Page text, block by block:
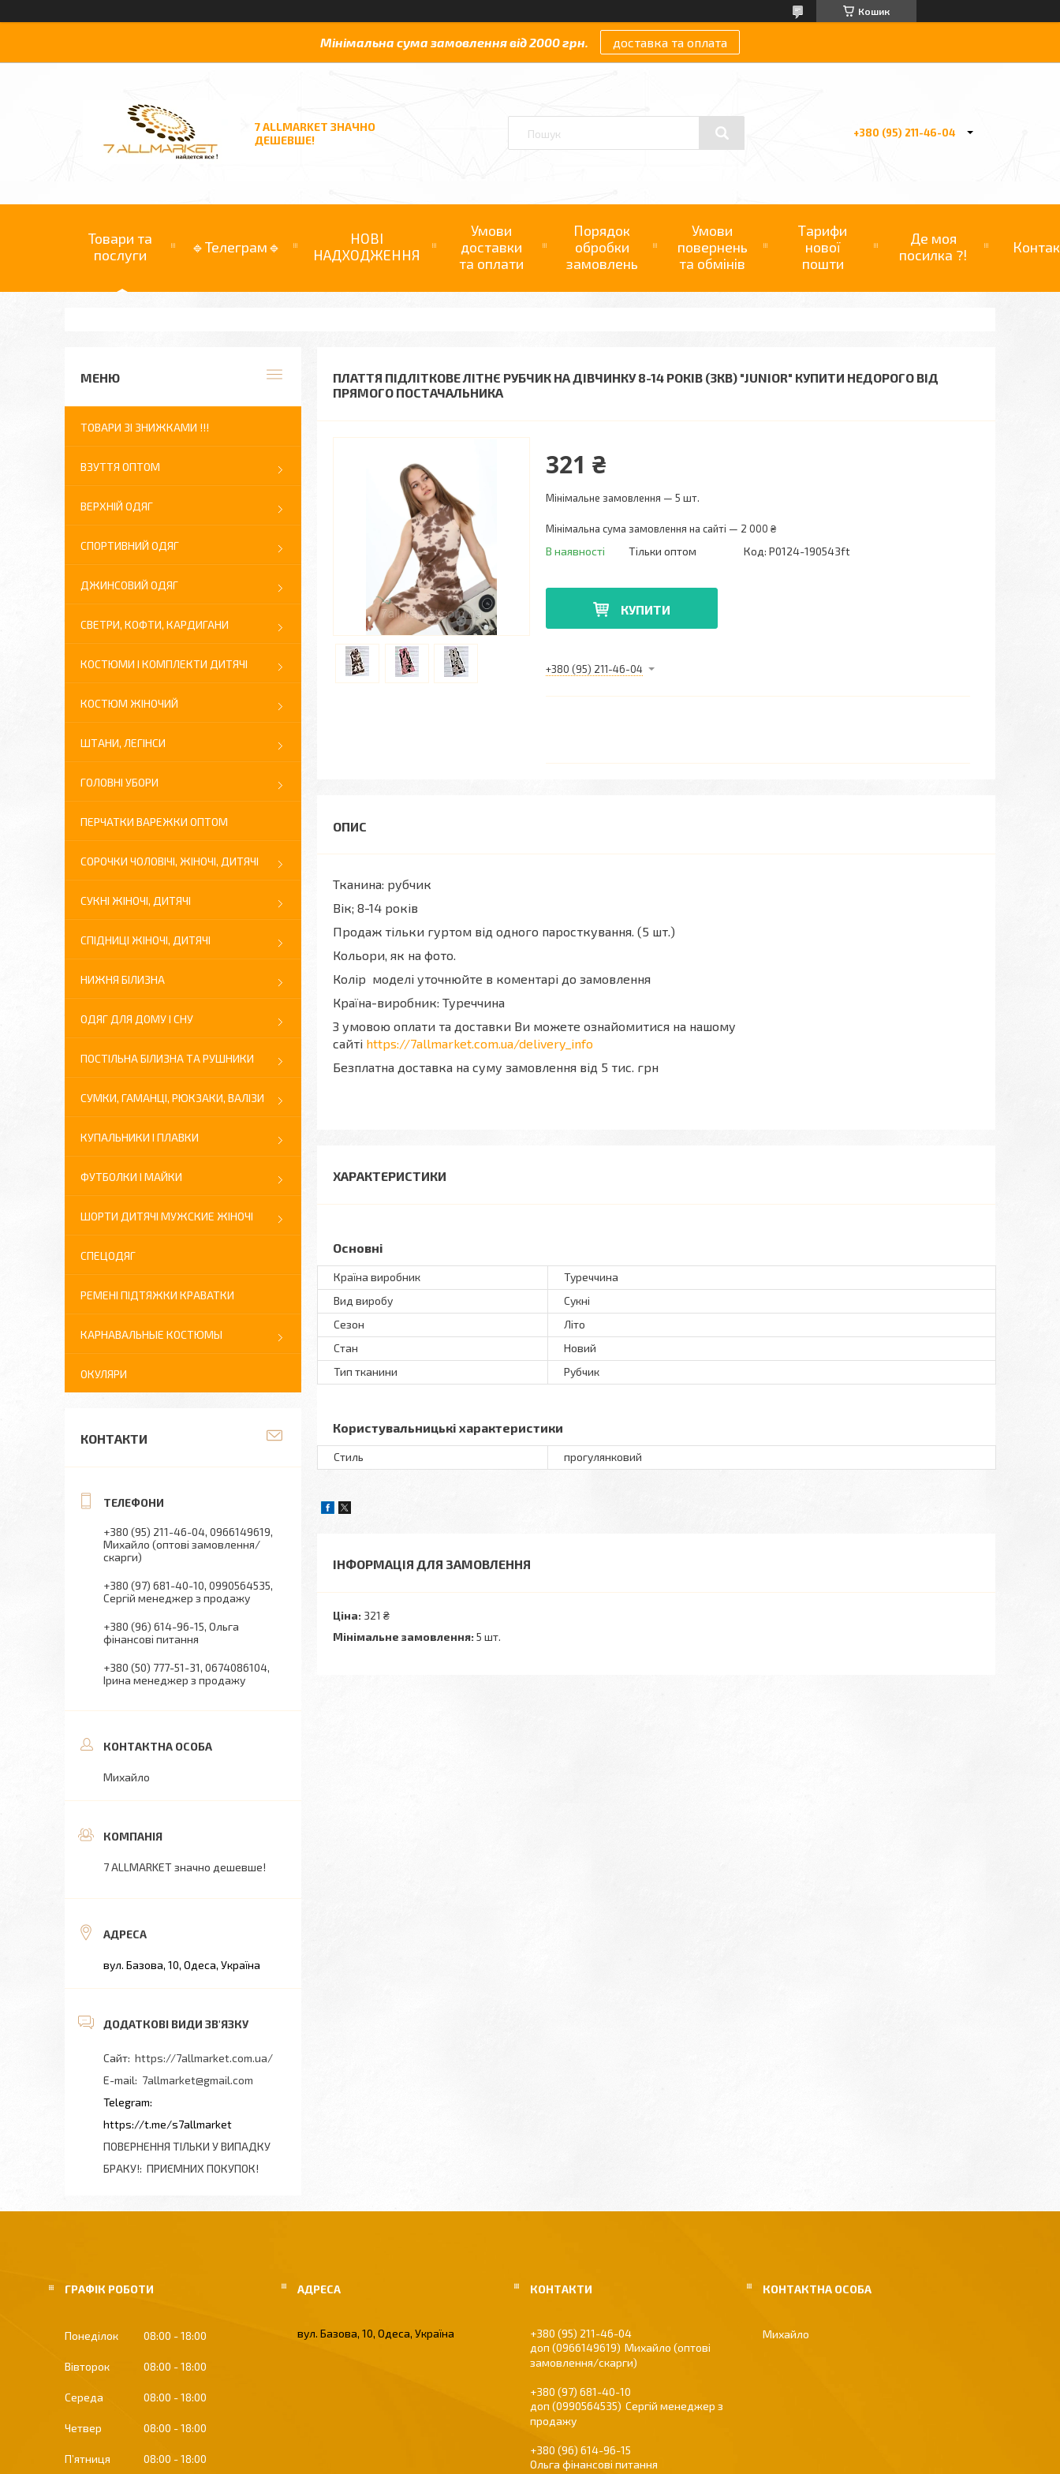
Кошик
Мінімальна сума замовлення від 2000 грн. доставка та оплата
7 ALLMARKET ЗНАЧНО
ДЕШЕВШЕ!
+380 (95) 211-46-04
Товари та
послуги
🔹Телеграм🔹
НОВІ
НАДХОДЖЕННЯ
Умови
доставки
та оплати
Порядок
обробки
замовлень
Умови
повернень
та обмінів
Тарифи
нової
пошти
Де моя
посилка ?!
ПЛАТТЯ ПІДЛІТКОВЕ ЛІТНЄ РУБЧИК НА ДІВЧИНКУ 8-14 РОКІВ (3КВ) "JUNIOR" КУПИТИ НЕДОРОГО ВІД
ПРЯМОГО ПОСТАЧАЛЬНИКА
321 ₴
Мінімальне замовлення — 5 шт.
Мінімальна сума замовлення на сайті — 2 000 ₴
В наявності Тільки оптом Код: P0124-190543ft
КУПИТИ
+380 (95) 211-46-04
Тканина: рубчик
Вік; 8-14 років
Продаж тільки гуртом від одного паросткування. (5 шт.)
Кольори, як на фото.
Колір моделі уточнюйте в коментарі до замовлення
Країна-виробник: Туреччина
З умовою оплати та доставки Ви можете ознайомитися на нашому
сайті https://7allmarket.com.ua/delivery_info
Безплатна доставка на суму замовлення від 5 тис. грн
ХАРАКТЕРИСТИКИ
Основні
Країна виробник
Туреччина
Вид виробу
Сукні
Сезон
Літо
Стан
Новий
Тип тканини
Рубчик
Користувальницькі характеристики
Стиль прогулянковий
ІНФОРМАЦІЯ ДЛЯ ЗАМОВЛЕННЯ
Ціна: 321 ₴
Мінімальне замовлення: 5 шт.
ТОВАРИ ЗІ ЗНИЖКАМИ !!!
ВЗУТТЯ ОПТОМ
ВЕРХНІЙ ОДЯГ
СПОРТИВНИЙ ОДЯГ
ДЖИНСОВИЙ ОДЯГ
СВЕТРИ, КОФТИ, КАРДИГАНИ
КОСТЮМИ І КОМПЛЕКТИ ДИТЯЧІ
КОСТЮМ ЖІНОЧИЙ
ШТАНИ, ЛЕГІНСИ
ГОЛОВНІ УБОРИ
ПЕРЧАТКИ ВАРЕЖКИ ОПТОМ
СОРОЧКИ ЧОЛОВІЧІ, ЖІНОЧІ, ДИТЯЧІ
СУКНІ ЖІНОЧІ, ДИТЯЧІ
СПІДНИЦІ ЖІНОЧІ, ДИТЯЧІ
НИЖНЯ БІЛИЗНА
ОДЯГ ДЛЯ ДОМУ І СНУ
ПОСТІЛЬНА БІЛИЗНА ТА РУШНИКИ
СУМКИ, ГАМАНЦІ, РЮКЗАКИ, ВАЛІЗИ
КУПАЛЬНИКИ І ПЛАВКИ
ФУТБОЛКИ І МАЙКИ
ШОРТИ ДИТЯЧІ МУЖСКИЕ ЖІНОЧІ
СПЕЦОДЯГ
РЕМЕНІ ПІДТЯЖКИ КРАВАТКИ
КАРНАВАЛЬНЫЕ КОСТЮМЫ
ОКУЛЯРИ
КОНТАКТИ
+380 (95) 211-46-04 0966149619
Михайло (оптові замовлення/
скарги)
+380 (97) 681-40-10 0990564535
Сергій менеджер з продажу
+380 (96) 614-96-15 Ольга
фінансові питання
+380 (50) 777-51-31 0674086104
Ірина менеджер з продажу
Михайло
7 ALLMARKET значно дешевше!
вул. Базова, 10, Одеса, Україна
https://7allmarket.com.ua/
7allmarket@gmail.com
https://t.me/s7allmarket
ПОВЕРНЕННЯ ТІЛЬКИ У ВИПАДКУ
БРАКУ! ПРИЄМНИХ ПОКУПОК!
ГРАФІК РОБОТИ
Понеділок 08:00 18:00
Вівторок 08:00 18:00
Середа 08:00 18:00
Четвер 08:00 18:00
Пʼятниця 08:00 18:00
вул. Базова, 10, Одеса, Україна
+380 (95) 211-46-04
0966149619
Михайло (оптові
замовлення/скарги)
+380 (97) 681-40-10
0990564535
Сергій менеджер з
продажу
+380 (96) 614-96-15
Ольга фінансові питання
Михайло